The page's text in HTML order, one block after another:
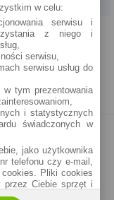
REGULAMIN
PLASOWANIA
w celu:
serwisu i
z niego i
serwisu,
serwisu usług do
w tym prezentowania
i statystycznych
świadczonych w
jako użytkownika
telefonu czy e-mail,
Pliki cookies
przez Ciebie sprzęt i